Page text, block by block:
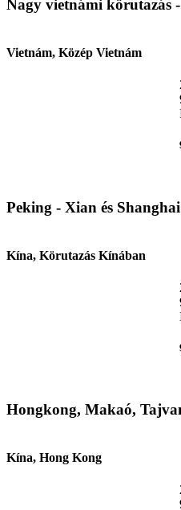
Nagy vietnámi körutazás
Vietnám, Közép Vietnám
Peking - Xian és
Kína, Körutazás Kínában
Hongkong, Makaó,
Kína, Hong Kong